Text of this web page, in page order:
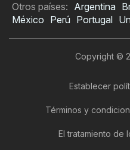
Otros países: Argentina
México Perú Portugal
Copyright ©
Establecer
Términos y
El tratamiento de